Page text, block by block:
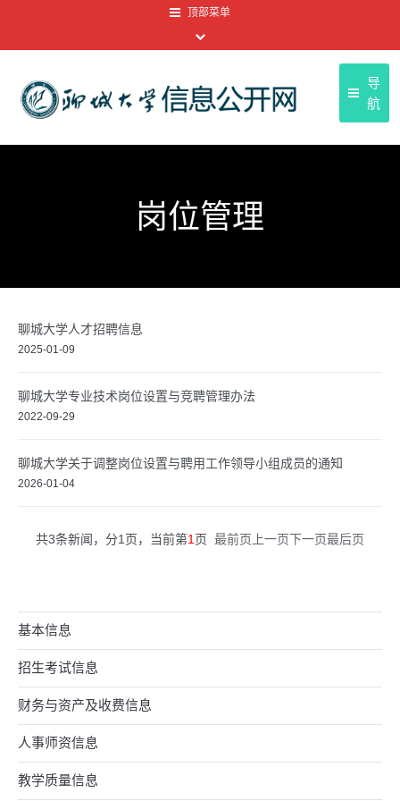
顶部菜单
导
航
基本信息
信息公开目录
岗位管理
聊城大学人才招聘信息
2025-01-09
聊城大学专业技术岗位设置与竞聘管理办法
2022-09-29
聊城大学关于调整岗位设置与聘用工作领导小组成员的通知
2026-01-04
共3条新闻，分1页，当前第1 页 最前页 上一页下一页最后页
基本信息
招生考试信息
财务与资产及收费信息
人事师资信息
教学质量信息